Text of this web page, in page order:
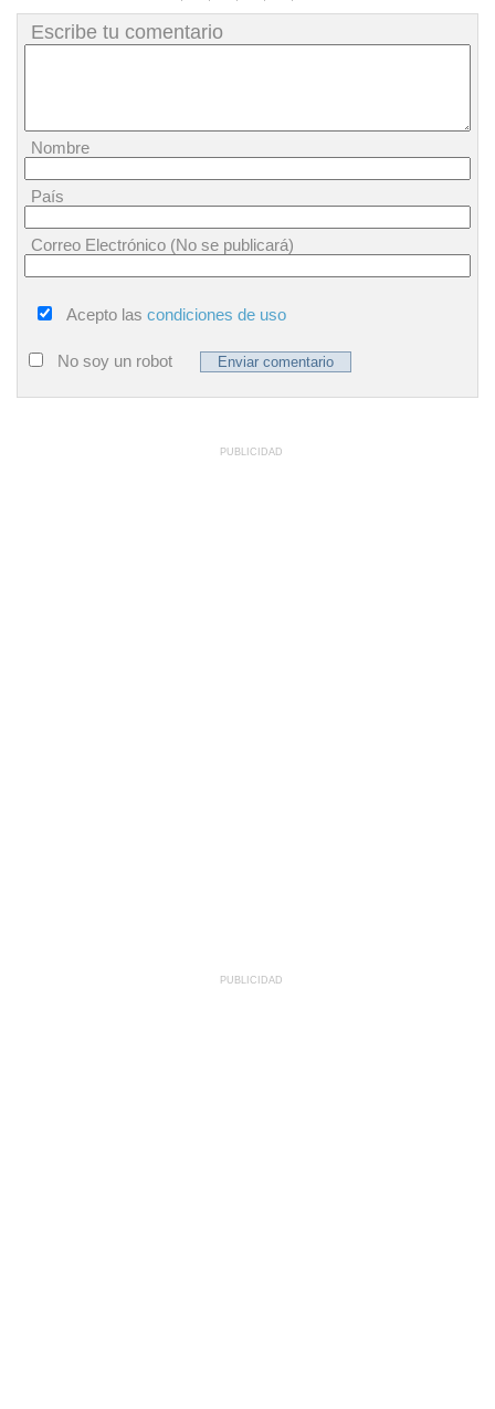
Escribe tu comentario
Nombre
País
Correo Electrónico (No se publicará)
Acepto las condiciones de uso
No soy un robot
PUBLICIDAD
PUBLICIDAD